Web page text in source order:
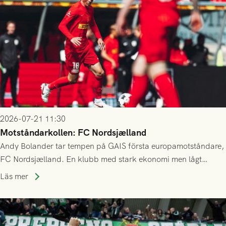
2026-07-21 11:30
Motståndarkollen: FC Nordsjælland
Andy Bolander tar tempen på GAIS första europamotståndare,
FC Nordsjælland. En klubb med stark ekonomi men lågt
publiksnitt, ett lag med både kollektiv styrka och individuell
Läs mer